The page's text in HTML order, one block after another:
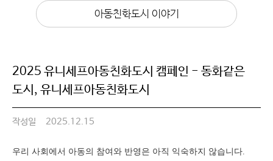
아동친화도시 이야기
2025 유니세프아동친화도시 캠페인 - 동화같은
도시, 유니세프아동친화도시
작성일 2025.12.15
우리 사회에서 아동의 참여와 반영은 아직 익숙하지 않습니다.